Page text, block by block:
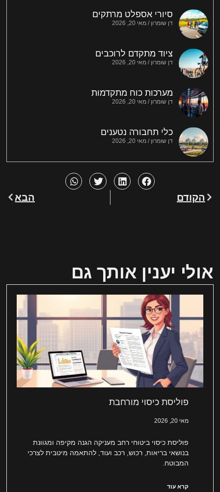
סיורי אספלט מרתקים
דן שומרון מאי 20, 2026
ציוד מתקדם לרוכבים
דן שומרון מאי 20, 2026
מערכות כוח מתקדמות
דן שומרון מאי 20, 2026
כלי תחבורה נטענים
דן שומרון מאי 20, 2026
הקודם הבא
אולי יענין אותך גם
פוליסת כיסוי מורחבת
מאי 20, 2026
פוליסת כיסוי ביטוחי רחב מעניקה הגנה מקיפה ומגוונת
בנושאי בריאות, רכוש, רכב ועוד, להתאמה מיטבית לצרכי
המבוטח.
קרא עוד